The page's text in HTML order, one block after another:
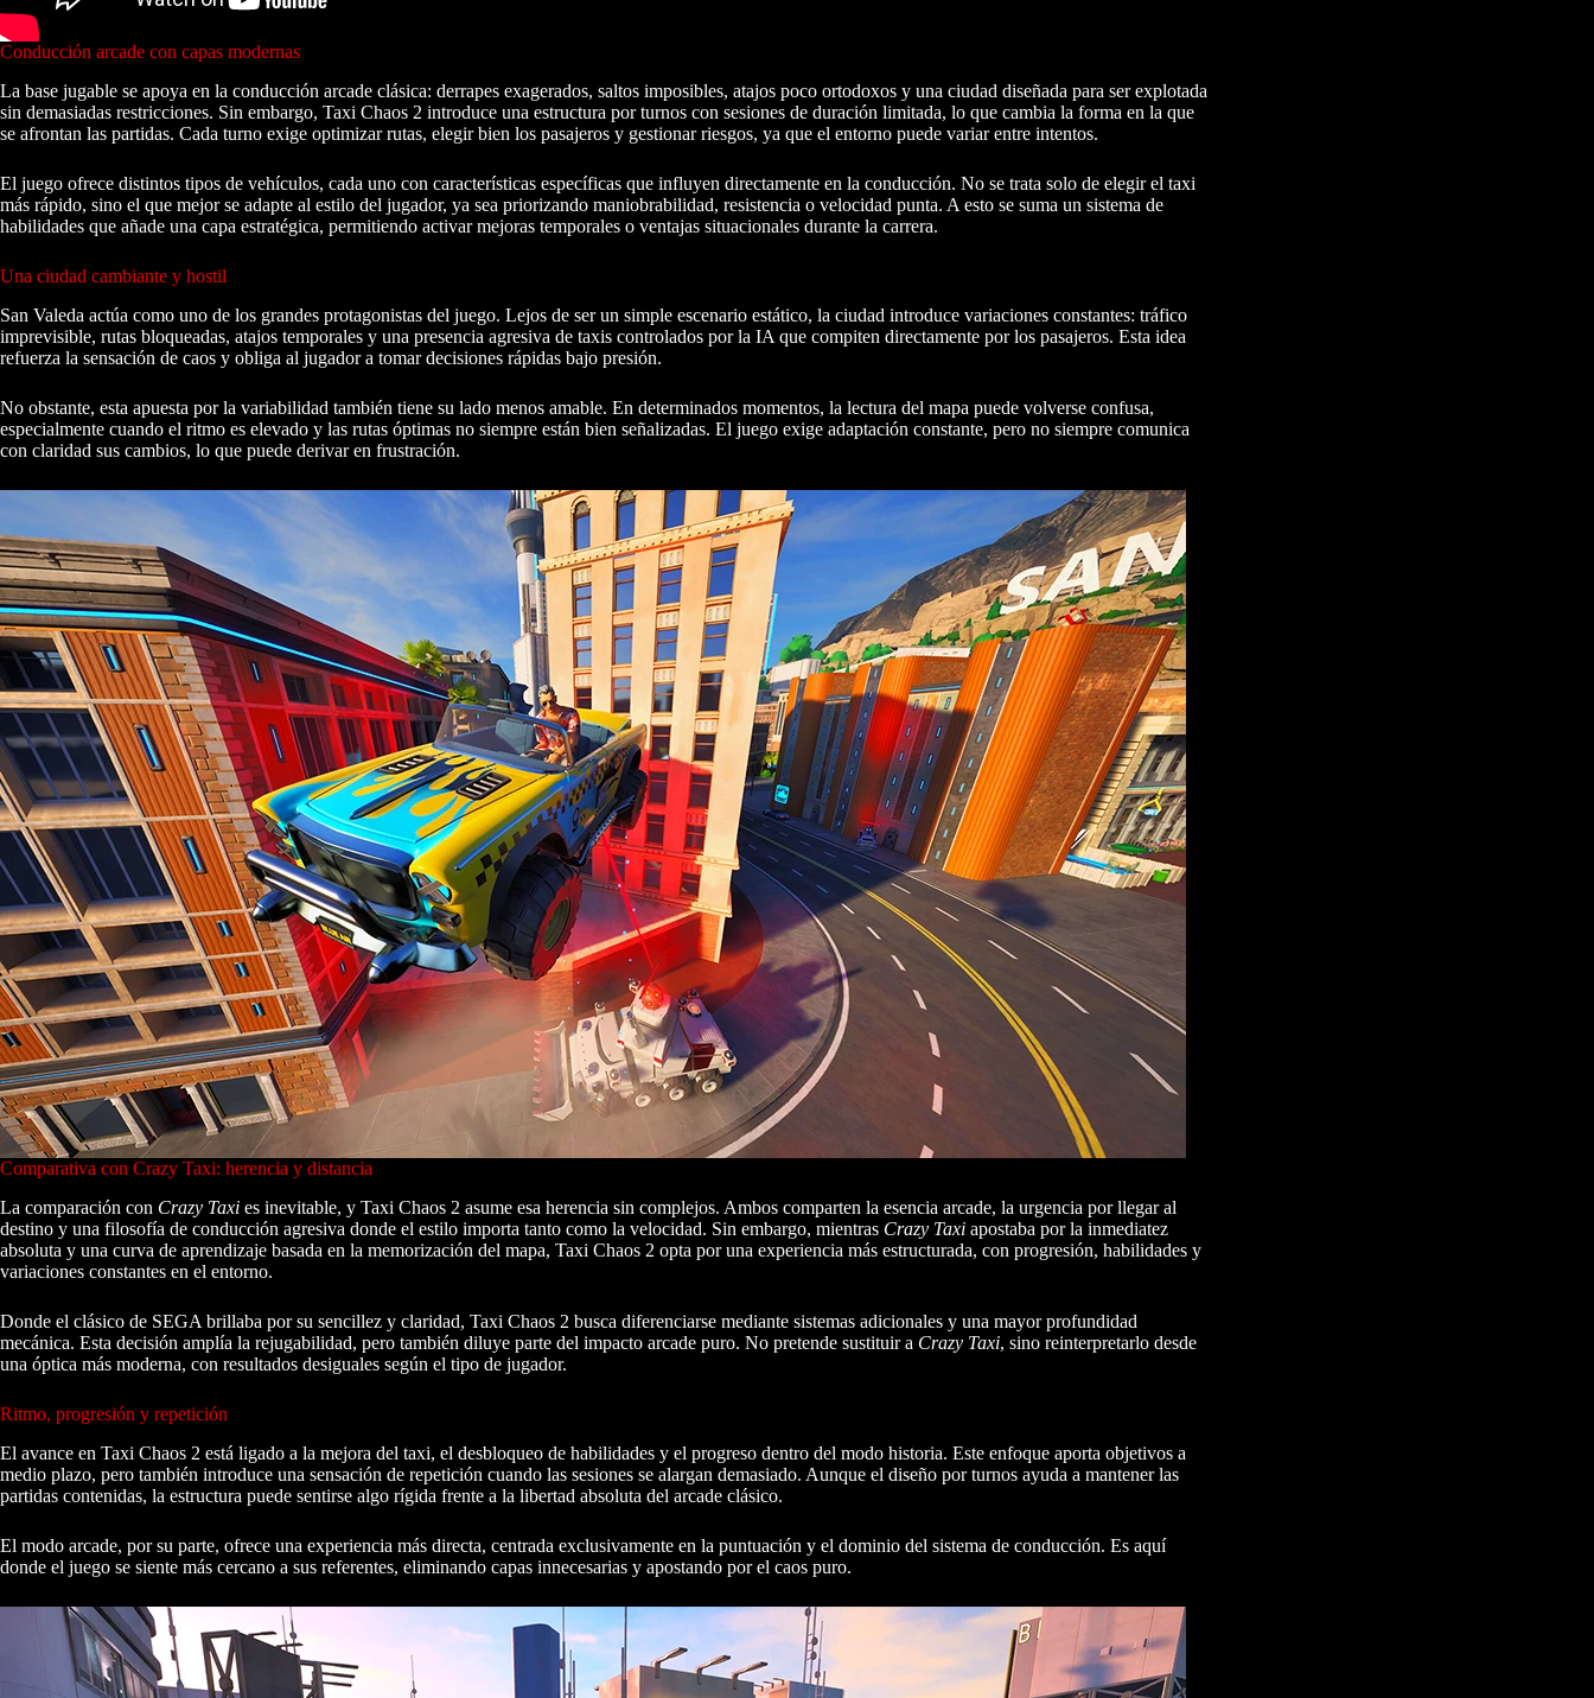
Conducción arcade con capas modernas
La base jugable se apoya en la conducción arcade clásica: derrapes exagerados, saltos imposibles, atajos poco ortodoxos y una ciudad diseñada para ser explotada
sin demasiadas restricciones. Sin embargo, Taxi Chaos 2 introduce una estructura por turnos con sesiones de duración limitada, lo que cambia la forma en la que
se afrontan las partidas. Cada turno exige optimizar rutas, elegir bien los pasajeros y gestionar riesgos, ya que el entorno puede variar entre intentos.
El juego ofrece distintos tipos de vehículos, cada uno con características específicas que influyen directamente en la conducción. No se trata solo de elegir el taxi
más rápido, sino el que mejor se adapte al estilo del jugador, ya sea priorizando maniobrabilidad, resistencia o velocidad punta. A esto se suma un sistema de
habilidades que añade una capa estratégica, permitiendo activar mejoras temporales o ventajas situacionales durante la carrera.
Una ciudad cambiante y hostil
San Valeda actúa como uno de los grandes protagonistas del juego. Lejos de ser un simple escenario estático, la ciudad introduce variaciones constantes: tráfico
imprevisible, rutas bloqueadas, atajos temporales y una presencia agresiva de taxis controlados por la IA que compiten directamente por los pasajeros. Esta idea
refuerza la sensación de caos y obliga al jugador a tomar decisiones rápidas bajo presión.
No obstante, esta apuesta por la variabilidad también tiene su lado menos amable. En determinados momentos, la lectura del mapa puede volverse confusa,
especialmente cuando el ritmo es elevado y las rutas óptimas no siempre están bien señalizadas. El juego exige adaptación constante, pero no siempre comunica
con claridad sus cambios, lo que puede derivar en frustración.
Comparativa con Crazy Taxi: herencia y distancia
La comparación con Crazy Taxi es inevitable, y Taxi Chaos 2 asume esa herencia sin complejos. Ambos comparten la esencia arcade, la urgencia por llegar al
destino y una filosofía de conducción agresiva donde el estilo importa tanto como la velocidad. Sin embargo, mientras Crazy Taxi apostaba por la inmediatez
absoluta y una curva de aprendizaje basada en la memorización del mapa, Taxi Chaos 2 opta por una experiencia más estructurada, con progresión, habilidades y
variaciones constantes en el entorno.
Donde el clásico de SEGA brillaba por su sencillez y claridad, Taxi Chaos 2 busca diferenciarse mediante sistemas adicionales y una mayor profundidad
mecánica. Esta decisión amplía la rejugabilidad, pero también diluye parte del impacto arcade puro. No pretende sustituir a Crazy Taxi, sino reinterpretarlo desde
una óptica más moderna, con resultados desiguales según el tipo de jugador.
Ritmo, progresión y repetición
El avance en Taxi Chaos 2 está ligado a la mejora del taxi, el desbloqueo de habilidades y el progreso dentro del modo historia. Este enfoque aporta objetivos a
medio plazo, pero también introduce una sensación de repetición cuando las sesiones se alargan demasiado. Aunque el diseño por turnos ayuda a mantener las
partidas contenidas, la estructura puede sentirse algo rígida frente a la libertad absoluta del arcade clásico.
El modo arcade, por su parte, ofrece una experiencia más directa, centrada exclusivamente en la puntuación y el dominio del sistema de conducción. Es aquí
donde el juego se siente más cercano a sus referentes, eliminando capas innecesarias y apostando por el caos puro.